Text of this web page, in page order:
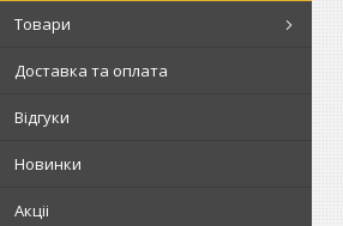
Товари
Доставка та оплата
Відгуки
Новинки
Акціі